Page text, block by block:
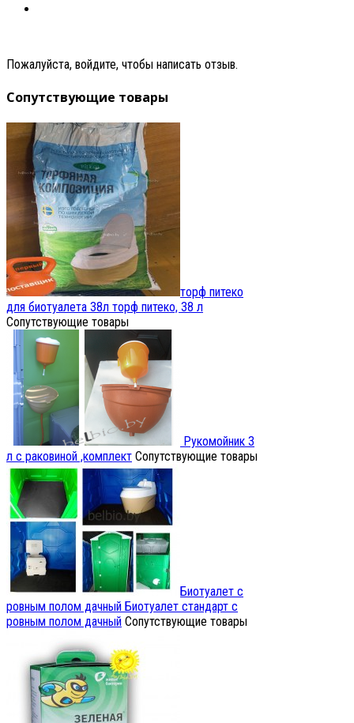
Пожалуйста, войдите, чтобы написать отзыв.
Сопутствующие товары
торф питеко
для биотуалета 38л торф питеко, 38 л
Сопутствующие товары
Рукомойник 3
л с раковиной ,комплект Сопутствующие товары
Биотуалет с
ровным полом дачный Биотуалет стандарт с
ровным полом дачный Сопутствующие товары